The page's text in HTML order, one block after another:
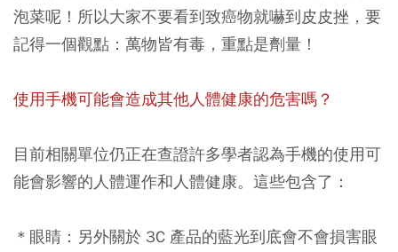
泡菜呢！所以大家不要看到致癌物就嚇到皮皮挫，要
記得一個觀點： 萬物皆有毒，重點是劑量！
使用手機可能會造成其他人體健康的危害嗎？
目前相關單位仍正在查證許多學者認為手機的使用可
能會影響的人體運作和人體健康。這些包含了：
＊眼睛：另外關於 3C 產品的藍光到底會不會損害眼